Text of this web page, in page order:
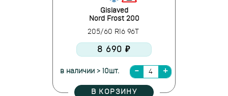
Gislaved
Nord Frost 200
205/60 R16 96T
8 690 ₽
в наличии > 10шт.
В КОРЗИНУ